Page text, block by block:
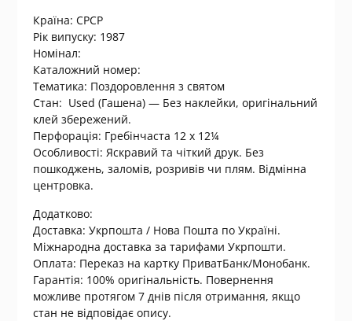
Країна: СРСР
Рік випуску: 1987
Номінал:
Каталожний номер:
Тематика: Поздоровлення з святом
Стан: Used (Гашена) — Без наклейки, оригінальний
клей збережений.
Перфорація: Гребінчаста 12 x 12¼
Особливості: Яскравий та чіткий друк. Без
пошкоджень, заломів, розривів чи плям. Відмінна
центровка.
Додатково:
Доставка: Укрпошта / Нова Пошта по Україні.
Міжнародна доставка за тарифами Укрпошти.
Оплата: Переказ на картку ПриватБанк/Монобанк.
Гарантія: 100% оригінальність. Повернення
можливе протягом 7 днів після отримання, якщо
стан не відповідає опису.